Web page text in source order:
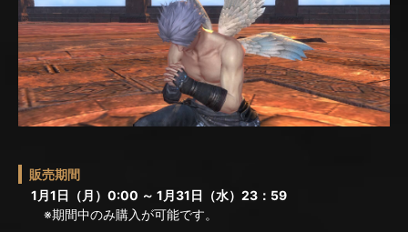
販売期間
1月1日（月）0:00 ～ 1月31日（水）23：59
※期間中のみ購入が可能です。